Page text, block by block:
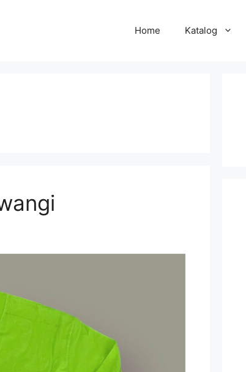
Home Katalog